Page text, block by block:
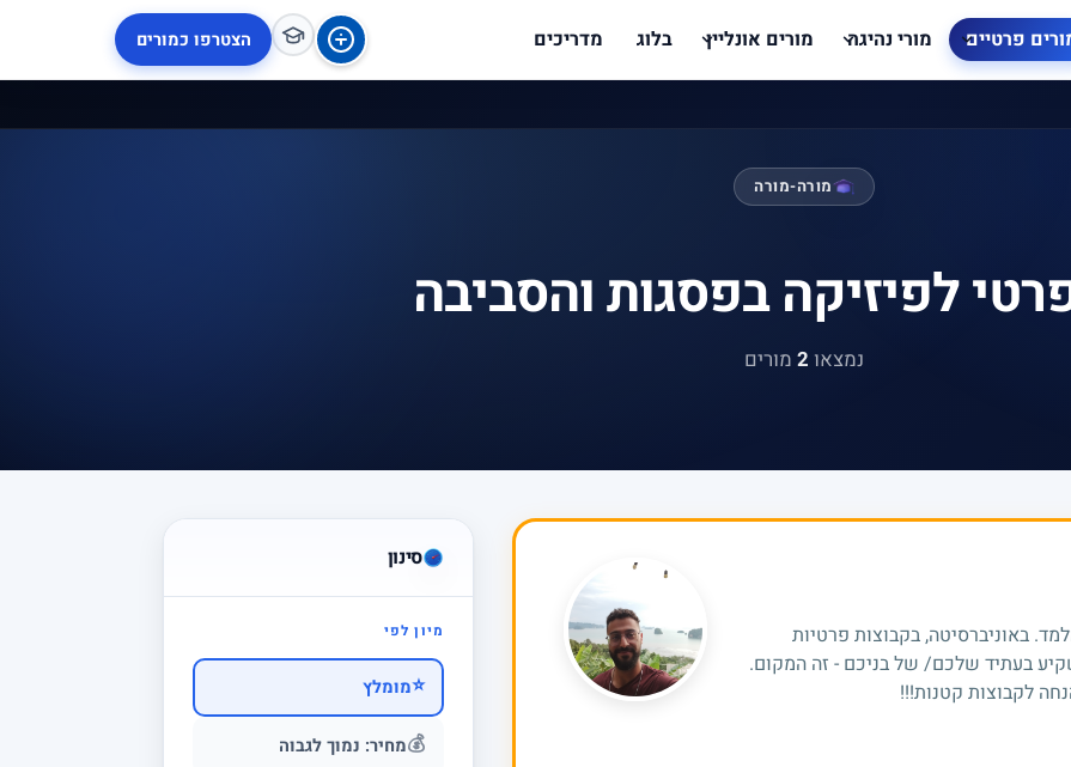
פרטיים מורי נהיגה מורים אונליין בלוג מדריכים הצטרפו כמורים
מורה-מורה
לפיזיקה בפסגות והסביבה
נמצאו 2 מורים
סינון
מיון לפי
⭐מומלץ
💰מחיר: נמוך לגבוה
באוניברסיטה, בקבוצות פרטיות
בעתיד שלכם/ של בניכם - זה המקום.
לקבוצות קטנות!!!